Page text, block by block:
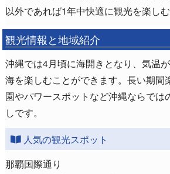
以外であれば1年中快適に観光を楽しむ
観光情報と地域紹介
沖縄では4月頃に海開きとなり、気温
海を楽しむことができます。長い期間
園やパワースポットなど沖縄ならでは
しです。
人気の観光スポット
那覇国際通り